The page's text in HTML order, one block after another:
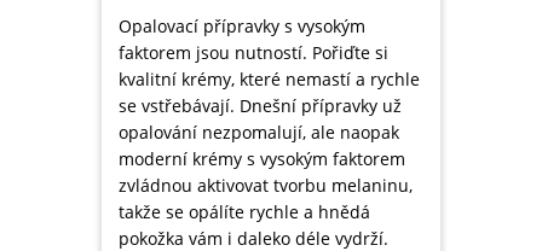
Opalovací přípravky s vysokým
faktorem jsou nutností. Pořiďte si
kvalitní krémy, které nemastí a rychle
se vstřebávají. Dnešní přípravky už
opalování nezpomalují, ale naopak
moderní krémy s vysokým faktorem
zvládnou aktivovat tvorbu melaninu,
takže se opálíte rychle a hnědá
pokožka vám i daleko déle vydrží.